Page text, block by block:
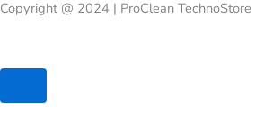
Copyright @ 2024 | ProClean TechnoStore